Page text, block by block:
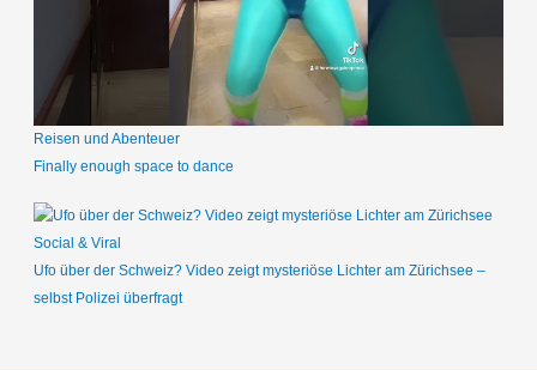
Reisen und Abenteuer
Finally enough space to dance
Social & Viral
Ufo über der Schweiz? Video zeigt mysteriöse Lichter am Zürichsee –
selbst Polizei überfragt